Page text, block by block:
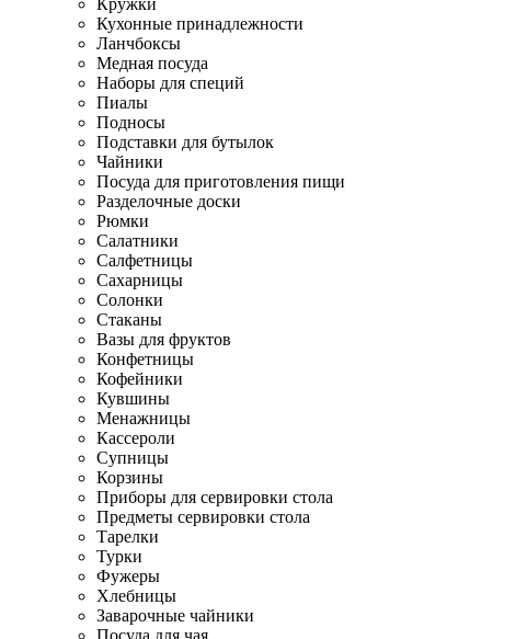
Кружки
Кухонные принадлежности
Ланчбоксы
Медная посуда
Наборы для специй
Пиалы
Подносы
Подставки для бутылок
Чайники
Посуда для приготовления пищи
Разделочные доски
Рюмки
Салатники
Салфетницы
Сахарницы
Солонки
Стаканы
Вазы для фруктов
Конфетницы
Кофейники
Кувшины
Менажницы
Кассероли
Супницы
Корзины
Приборы для сервировки стола
Предметы сервировки стола
Тарелки
Турки
Фужеры
Хлебницы
Заварочные чайники
Посуда для чая